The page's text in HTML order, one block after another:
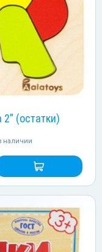
(остатки)
наличии